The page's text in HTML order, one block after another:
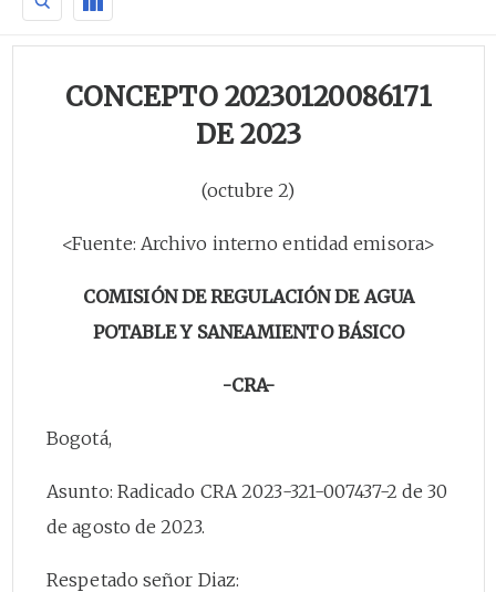
CONCEPTO 20230120086171
DE 2023
(octubre 2)
<Fuente: Archivo interno entidad emisora>
COMISIÓN DE REGULACIÓN DE AGUA
POTABLE Y SANEAMIENTO BÁSICO
-CRA-
Bogotá,
Asunto: Radicado CRA 2023-321-007437-2 de 30
de agosto de 2023.
Respetado señor Diaz: